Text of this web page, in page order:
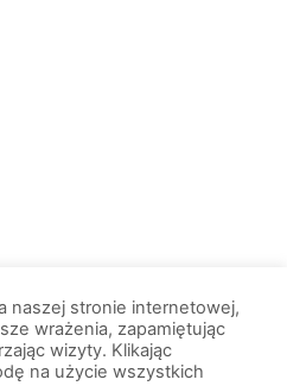
naszej stronie internetowej,
wrażenia, zapamiętując
wizyty. Klikając
na użycie wszystkich